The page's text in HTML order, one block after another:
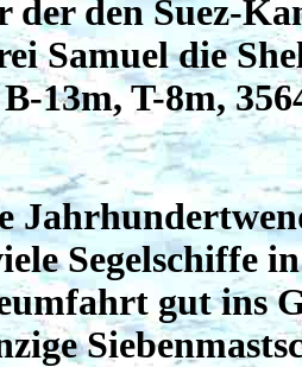
der den Suez-
Samuel die
13m, T-8m,
Segelschiffe
gut ins